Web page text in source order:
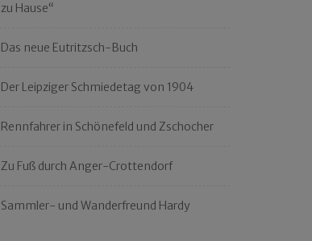
zu Hause“
Das neue Eutritzsch-Buch
Der Leipziger Schmiedetag von 1904
Rennfahrer in Schönefeld und Zschocher
Zu Fuß durch Anger-Crottendorf
Sammler- und Wanderfreund Hardy